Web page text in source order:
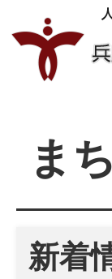
ま
新着